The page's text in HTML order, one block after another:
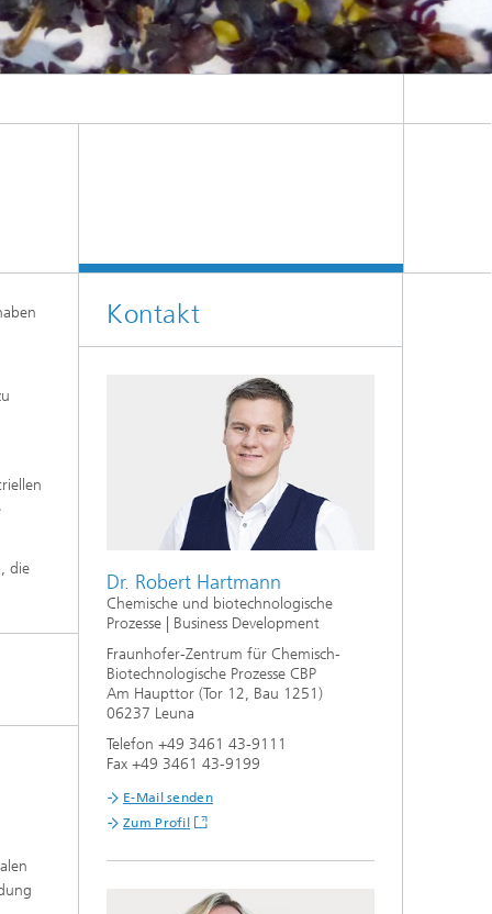
die
Kontakt
Dr. Robert Hartmann
Chemische und biotechnologische
Prozesse | Business Development
Fraunhofer-Zentrum für Chemisch-
Biotechnologische Prozesse CBP
Am Haupttor (Tor 12, Bau 1251)
06237 Leuna
Telefon +49 3461 43-9111
Fax +49 3461 43-9199
E-Mail senden
Zum Profil